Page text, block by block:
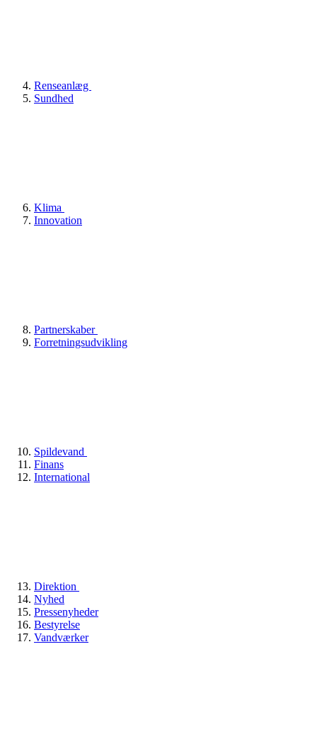
Renseanlæg
Sundhed
Klima
Innovation
Partnerskaber
Forretningsudvikling
Spildevand
Finans
International
Direktion
Nyhed
Pressenyheder
Bestyrelse
Vandværker